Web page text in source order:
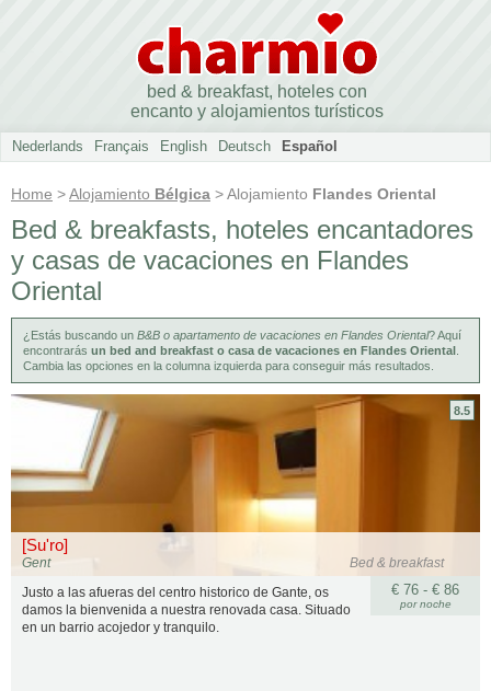
bed & breakfast, hoteles con
encanto y alojamientos turísticos
Nederlands Français English Deutsch Español
Home >Alojamiento Bélgica > Alojamiento Flandes Oriental
Bed & breakfasts, hoteles encantadores
y casas de vacaciones en Flandes
Oriental
¿Estás buscando un B&B o apartamento de vacaciones en Flandes Oriental? Aquí
encontrarás un bed and breakfast o casa de vacaciones en Flandes Oriental
Cambia las opciones en la columna izquierda para conseguir más resultados.
[Su'ro]
Bed & breakfast
Gent
8.5
€ 76 - € 86
por noche
Justo a las afueras del centro historico de Gante, os
damos la bienvenida a nuestra renovada casa. Situado
en un barrio acojedor y tranquilo.